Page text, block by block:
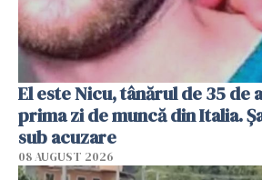
El este Nicu, tânărul de 35 de
prima zi de muncă din Italia.
sub acuzare
08 AUGUST 2026